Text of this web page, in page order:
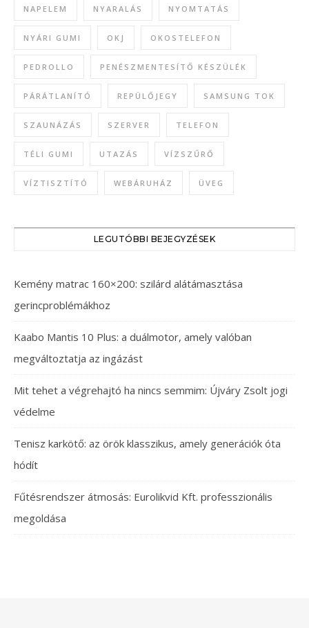
NAPELEM NYARALÁS NYOMTATÁS
NYÁRI GUMI OKJ OKOSTELEFON
PEDROLLO PENÉSZMENTESÍTŐ KÉSZÜLÉK
PÁRÁTLANÍTÓ REPÜLŐJEGY SAMSUNG TOK
SZAUNÁZÁS SZERVER TELEFON
TÉLI GUMI UTAZÁS VÍZSZŰRŐ
VÍZTISZTÍTÓ WEBÁRUHÁZ ÜVEG
LEGUTÓBBI BEJEGYZÉSEK
Kemény matrac 160×200: szilárd alátámasztása
gerincproblémákhoz
Kaabo Mantis 10 Plus: a duálmotor, amely valóban
megváltoztatja az ingázást
Mit tehet a végrehajtó ha nincs semmim: Újváry Zsolt jogi
védelme
Tenisz karkötő: az örök klasszikus, amely generációk óta
hódít
Fűtésrendszer átmosás: Eurolikvid Kft. professzionális
megoldása